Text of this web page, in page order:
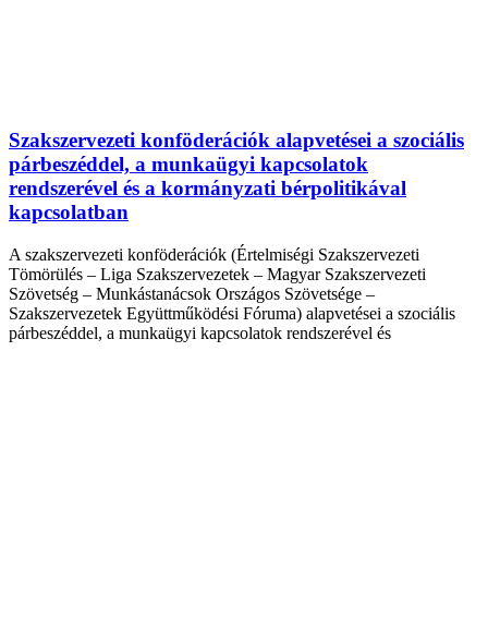
Szakszervezeti konföderációk alapvetései a szociális
párbeszéddel, a munkaügyi kapcsolatok
rendszerével és a kormányzati bérpolitikával
kapcsolatban
A szakszervezeti konföderációk (Értelmiségi Szakszervezeti
Tömörülés – Liga Szakszervezetek – Magyar Szakszervezeti
Szövetség – Munkástanácsok Országos Szövetsége –
Szakszervezetek Együttműködési Fóruma) alapvetései a szociális
párbeszéddel, a munkaügyi kapcsolatok rendszerével és